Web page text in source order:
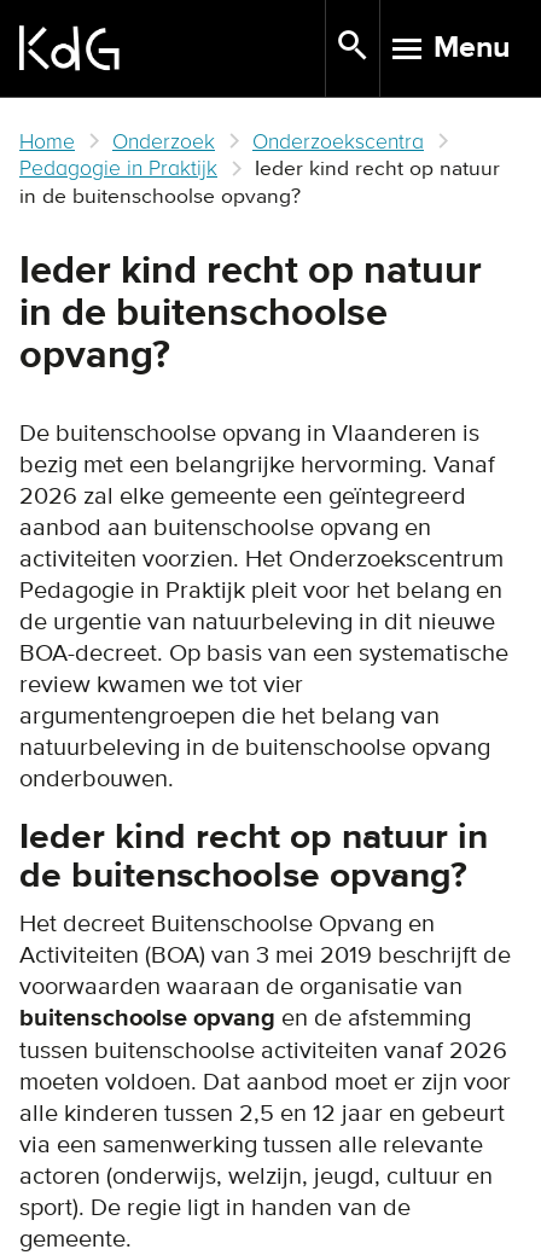
main
TOGGLE
Menu
Home Onderzoek
Onderzoekscentra
Pedagogie in Praktijk
Ieder kind recht op natuur
in de buitenschoolse opvang?
Ieder kind recht op natuur
in de buitenschoolse
opvang?
De buitenschoolse opvang in Vlaanderen is
bezig met een belangrijke hervorming. Vanaf
2026 zal elke gemeente een geïntegreerd
aanbod aan buitenschoolse opvang en
activiteiten voorzien. Het Onderzoekscentrum
Pedagogie in Praktijk pleit voor het belang en
de urgentie van natuurbeleving in dit nieuwe
BOA-decreet. Op basis van een systematische
review kwamen we tot vier
argumentengroepen die het belang van
natuurbeleving in de buitenschoolse opvang
onderbouwen.
Ieder kind recht op natuur in
de buitenschoolse opvang?
Het decreet Buitenschoolse Opvang en
Activiteiten (BOA) van 3 mei 2019 beschrijft de
voorwaarden waaraan de organisatie van
buitenschoolse opvang en de afstemming
tussen buitenschoolse activiteiten vanaf 2026
moeten voldoen. Dat aanbod moet er zijn voor
alle kinderen tussen 2,5 en 12 jaar en gebeurt
via een samenwerking tussen alle relevante
actoren (onderwijs, welzijn, jeugd, cultuur en
sport). De regie ligt in handen van de
gemeente.